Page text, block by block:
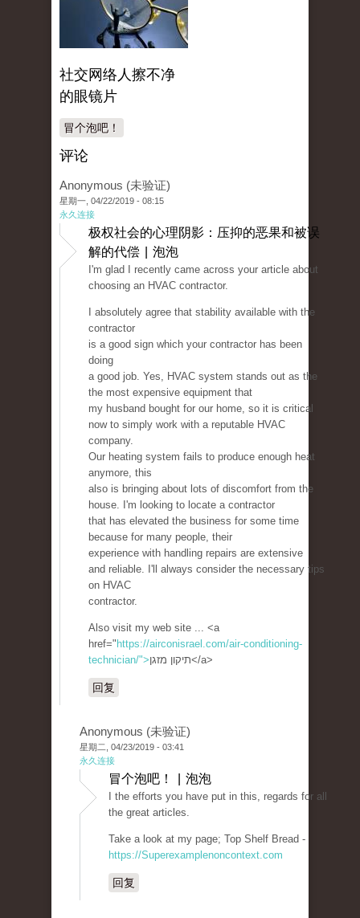
社交网络人擦不净
的眼镜片
冒个泡吧！
评论
Anonymous (未验证)
星期一, 04/22/2019 - 08:15
永久连接
极权社会的心理阴影：压抑的恶果和被误
解的代偿 | 泡泡
I'm glad I recently came across your article about
choosing an HVAC contractor.
I absolutely agree that stability available with the
contractor
is a good sign which your contractor has been
doing
a good job. Yes, HVAC system stands out as the
the most expensive equipment that
my husband bought for our home, so it is critical
now to simply work with a reputable HVAC
company.
Our heating system fails to produce enough heat
anymore, this
also is bringing about lots of discomfort from the
house. I'm looking to locate a contractor
that has elevated the business for some time
because for many people, their
experience with handling repairs are extensive
and reliable. I'll always consider the necessary tips
on HVAC
contractor.
Also visit my web site ... <a
href=" https://airconisrael.com/air-conditioning-
technician/">
תיקון מזגן</a>
回复
Anonymous (未验证)
星期二, 04/23/2019 - 03:41
永久连接
冒个泡吧！ | 泡泡
I the efforts you have put in this, regards for all
the great articles.
Take a look at my page; Top Shelf Bread -
https://Superexamplenoncontext.com
回复